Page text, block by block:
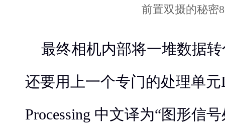
最终相机内部将一堆数据
还要用上一个专门的处理单元
Processing 中文译为“图形信